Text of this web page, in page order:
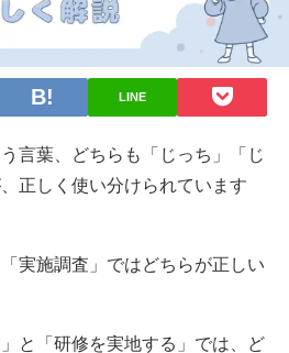
LINE
言葉、どちらも「じっち」「じ
正しく使い分けられています
実施調査」ではどちらが正しい
と「研修を実地する」では、ど